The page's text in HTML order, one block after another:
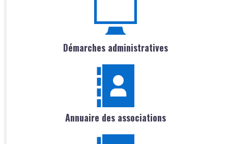
Démarches administratives
Annuaire des associations